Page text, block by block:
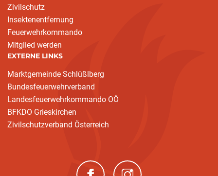
Zivilschutz
Insektenentfernung
Feuerwehrkommando
Mitglied werden
EXTERNE LINKS
Marktgemeinde Schlüßlberg
Bundesfeuerwehrverband
Landesfeuerwehrkommando OÖ
BFKDO Grieskirchen
Zivilschutzverband Österreich